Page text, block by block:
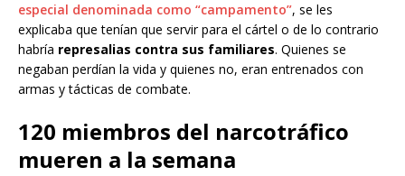
especial denominada como “campamento”, se les
explicaba que tenían que servir para el cártel o de lo contrario
habría represalias contra sus familiares. Quienes se
negaban perdían la vida y quienes no, eran entrenados con
armas y tácticas de combate.
120 miembros del narcotráfico
mueren a la semana